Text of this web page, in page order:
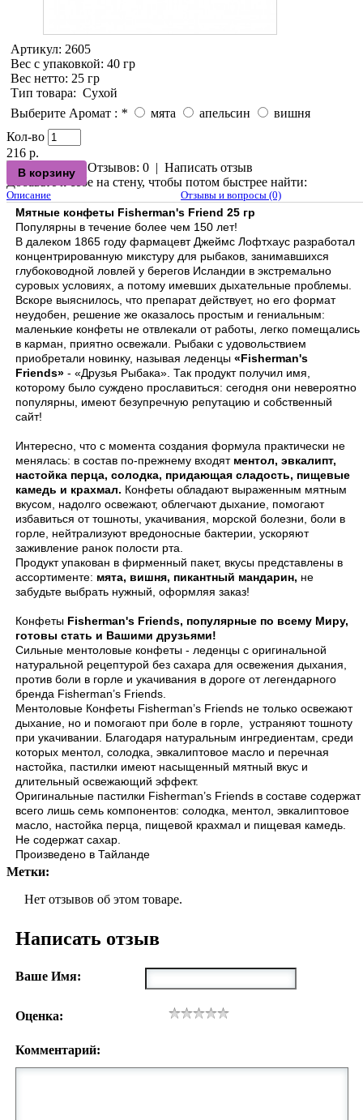
Артикул: 2605
Вес с упаковкой: 40 гр
Вес нетто: 25 гр
Тип товара: Сухой
Выберите Аромат : * мята апельсин
вишня
Кол-во
216 р.
Отзывов: 0 | Написать отзыв
Добавьте к себе на стену, чтобы потом быстрее найти:
Описание Отзывы и вопросы (0)
Мятные конфеты Fisherman's Friend 25 гр
Популярны в течение более чем 150 лет!
В далеком 1865 году фармацевт Джеймс Лофтхаус разработал
концентрированную микстуру для рыбаков, занимавшихся
глубоководной ловлей у берегов Исландии в экстремально
суровых условиях, а потому имевших дыхательные проблемы.
Вскоре выяснилось, что препарат действует, но его формат
неудобен, решение же оказалось простым и гениальным:
маленькие конфеты не отвлекали от работы, легко помещались
в карман, приятно освежали. Рыбаки с удовольствием
приобретали новинку, называя леденцы «Fisherman's
Friends» - «Друзья Рыбака». Так продукт получил имя,
которому было суждено прославиться: сегодня они невероятно
популярны, имеют безупречную репутацию и собственный
сайт!
Интересно, что с момента создания формула практически не
менялась: в состав по-прежнему входят ментол, эвкалипт,
настойка перца, солодка, придающая сладость, пищевые
камедь и крахмал. Конфеты обладают выраженным мятным
вкусом, надолго освежают, облегчают дыхание, помогают
избавиться от тошноты, укачивания, морской болезни, боли в
горле, нейтрализуют вредоносные бактерии, ускоряют
заживление ранок полости рта.
Продукт упакован в фирменный пакет, вкусы представлены в
ассортименте: мята, вишня, пикантный мандарин, не
забудьте выбрать нужный, оформляя заказ!
Конфеты Fisherman's Friends, популярные по всему Миру,
готовы стать и Вашими друзьями!
Сильные ментоловые конфеты - леденцы с оригинальной
натуральной рецептурой без сахара для освежения дыхания,
против боли в горле и укачивания в дороге от легендарного
бренда Fisherman’s Friends.
Ментоловые Конфеты Fisherman’s Friends не только освежают
дыхание, но и помогают при боле в горле, устраняют тошноту
при укачивании. Благодаря натуральным ингредиентам, среди
которых ментол, солодка, эвкалиптовое масло и перечная
настойка, пастилки имеют насыщенный мятный вкус и
длительный освежающий эффект.
Оригинальные пастилки Fisherman’s Friends в составе содержат
всего лишь семь компонентов: солодка, ментол, эвкалиптовое
масло, настойка перца, пищевой крахмал и пищевая камедь.
Не содержат сахар.
Произведено в Тайланде
Метки:
Нет отзывов об этом товаре.
Написать отзыв
Ваше Имя:
Оценка:
Комментарий: